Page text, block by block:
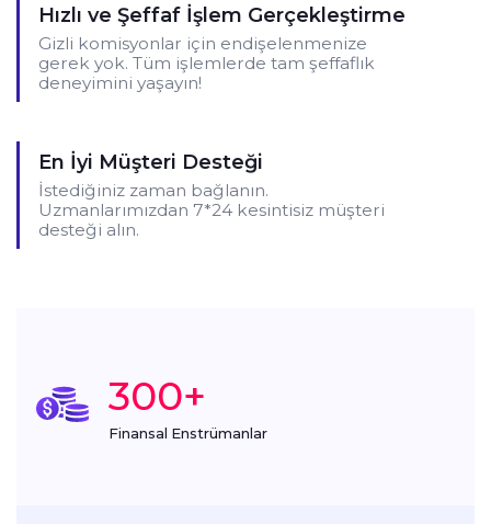
Hızlı ve Şeffaf İşlem Gerçekleştirme
Gizli komisyonlar için endişelenmenize
gerek yok. Tüm işlemlerde tam şeffaflık
deneyimini yaşayın!
En İyi Müşteri Desteği
İstediğiniz zaman bağlanın.
Uzmanlarımızdan 7*24 kesintisiz müşteri
desteği alın.
300+
Finansal Enstrümanlar